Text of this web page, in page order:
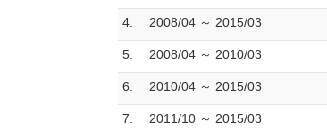
4. 2008/04 ～ 2015/03
5. 2008/04 ～ 2010/03
6. 2010/04 ～ 2015/03
7. 2011/10 ～ 2015/03